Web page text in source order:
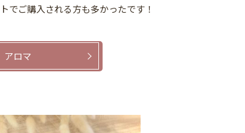
でご購入される方も多かったです！
アロマ